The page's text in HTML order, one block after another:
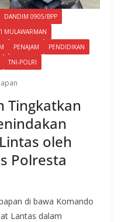
DANDIM 0905/BPP
MULAWARMAN
PENAJAM
PENDIDIKAN
TNI-POLRI
Tingkatkan
oleh
Polresta
di bawa Komando
Lantas dalam